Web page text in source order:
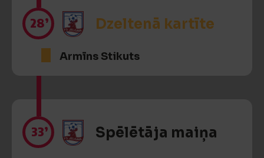
28’ Dzeltenā kartīte
Armīns Stikuts
33’ Spēlētāja maiņa